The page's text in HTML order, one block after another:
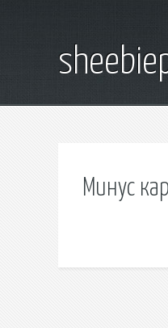
Минус